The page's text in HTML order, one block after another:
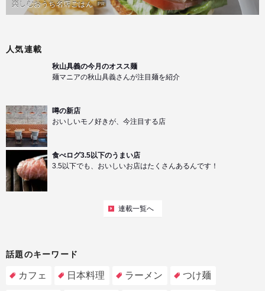
楽しむおうち名店ごはん PR
人気連載
秋山具義の今月のオスス麺
麺マニアの秋山具義さんが注目麺を紹介
噂の新店
おいしいモノ好きが、今注目する店
食べログ3.5以下のうまい店
3.5以下でも、おいしいお店はたくさんあるんです！
連載一覧へ
話題のキーワード
カフェ 日本料理 ラーメン つけ麺